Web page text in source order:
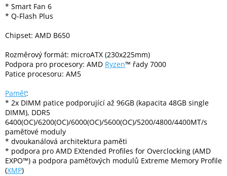
a
notebooky
Elektronika
Domácnost
%
Black
Friday
VÝPRODEJ
Akční
zboží
* Smart Fan 6
* Q-Flash Plus
Chipset: AMD B650
Rozměrový formát: microATX (230x225mm)
Podpora pro procesory: AMD Ryzen™ řady 7000
Patice procesoru: AM5
Paměť:
* 2x DIMM patice podporující až 96GB (kapacita 48GB single
DIMM), DDR5
6400(OC)/6200(OC)/6000(OC)/5600(OC)/5200/4800/4400MT/s
paměťové moduly
* dvoukanálová architektura paměti
* podpora pro AMD EXtended Profiles for Overclocking (AMD
EXPO™) a podpora paměťových modulů Extreme Memory Profile
(XMP)